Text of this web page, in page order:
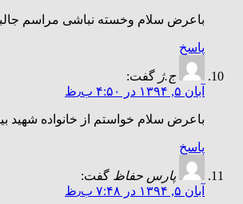
باعرض سلام وخسته نباشی مراسم
پاسخ
ج.ژ گفت:
آبان ۵, ۱۳۹۴ در ۴:۵۰ ب٫ظ
باعرض سلام خواستم از خانواده شهید
پاسخ
پارس حفاظ گفت:
آبان ۵, ۱۳۹۴ در ۷:۴۸ ب٫ظ